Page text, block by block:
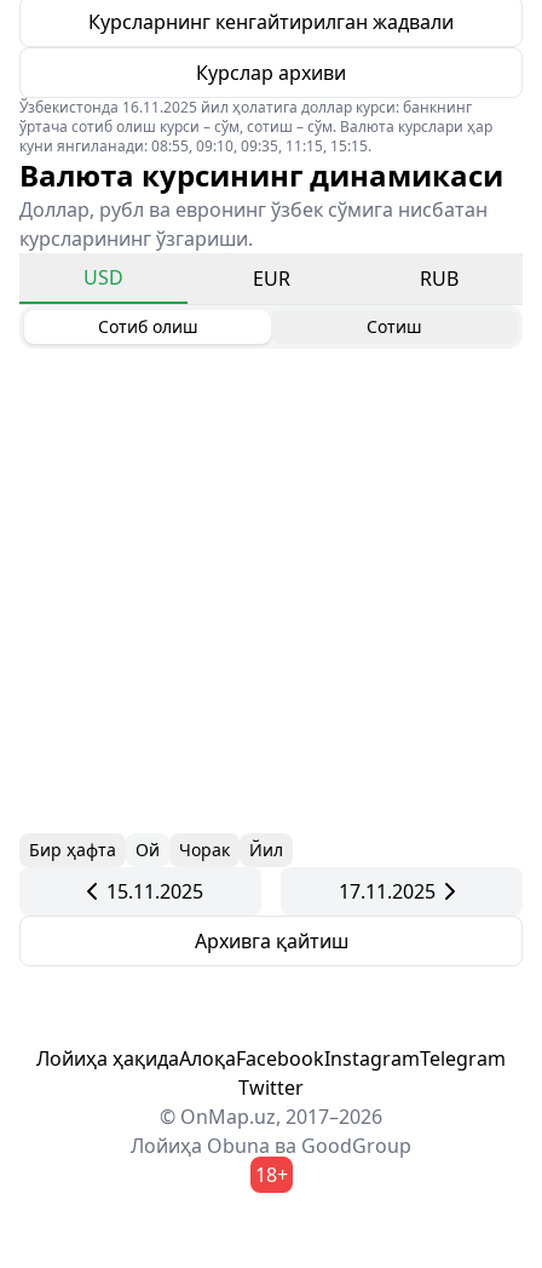
Курсларнинг кенгайтирилган жадвали
Курслар архиви
Ўзбекистонда 16.11.2025 йил ҳолатига доллар курси: банкнинг
ўртача сотиб олиш курси – сўм, сотиш – сўм. Валюта курслари ҳар
куни янгиланади: 08:55, 09:10, 09:35, 11:15, 15:15.
Валюта курсининг динамикаси
Доллар, рубл ва евронинг ўзбек сўмига нисбатан
курсларининг ўзгариши.
USD
EUR RUB
Сотиб олиш Сотиш
Бир ҳафта Ой Чорак Йил
15.11.2025
17.11.2025
Архивга қайтиш
Лойиҳа ҳақидаАлоқаFacebookInstagramTelegram
Twitter
© OnMap.uz, 2017–2026
Лойиҳа Obuna ва GoodGroup
18+